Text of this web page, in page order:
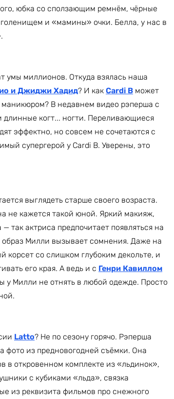
юбка со сползающим ремнём, чёрные
и «мамины» очки. Белла, у нас в
умы миллионов. Откуда взялась наша
и Джиджи Хадид? И как Cardi B может
В недавнем видео рэперша с
когт... ногти. Переливающиеся
эффектно, но совсем не сочетаются с
супергерой у Cardi B. Уверены, это
выглядеть старше своего возраста.
не кажется такой юной. Яркий макияж,
актриса предпочитает появляться на
Милли вызывает сомнения. Даже на
корсет со слишком глубоким декольте, и
его края. А ведь и с Генри Кавиллом
у Милли не отнять в любой одежде. Просто
Latto? Не по сезону горячо. Рэперша
фото из предновогодней съёмки. Она
в откровенном комплекте из «льдинок»,
с кубиками «льда», связка
из реквизита фильмов про снежного